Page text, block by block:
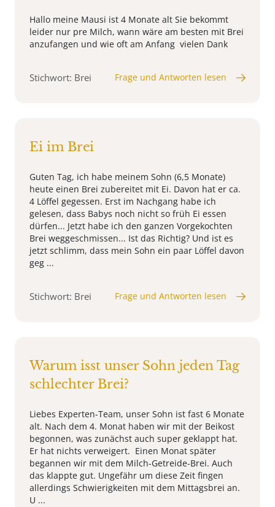
Hallo meine Mausi ist 4 Monate alt Sie bekommt
leider nur pre Milch, wann wäre am besten mit Brei
anzufangen und wie oft am Anfang vielen Dank
Stichwort: Brei Frage und Antworten lesen
Ei im Brei
Guten Tag, ich habe meinem Sohn (6,5 Monate)
heute einen Brei zubereitet mit Ei. Davon hat er ca.
4 Löffel gegessen. Erst im Nachgang habe ich
gelesen, dass Babys noch nicht so früh Ei essen
dürfen... Jetzt habe ich den ganzen Vorgekochten
Brei weggeschmissen... Ist das Richtig? Und ist es
jetzt schlimm, dass mein Sohn ein paar Löffel davon
geg ...
Stichwort: Brei Frage und Antworten lesen
Warum isst unser Sohn jeden Tag
schlechter Brei?
Liebes Experten-Team, unser Sohn ist fast 6 Monate
alt. Nach dem 4. Monat haben wir mit der Beikost
begonnen, was zunächst auch super geklappt hat.
Er hat nichts verweigert. Einen Monat später
begannen wir mit dem Milch-Getreide-Brei. Auch
das klappte gut. Ungefähr um diese Zeit fingen
allerdings Schwierigkeiten mit dem Mittagsbrei an.
U ...